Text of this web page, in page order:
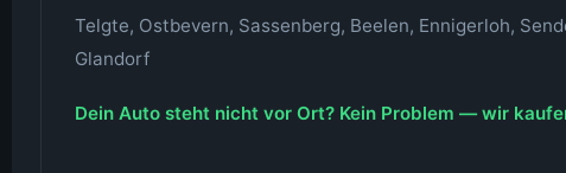
Telgte, Ostbevern, Sassenberg, Beelen, Ennigerloh,
Glandorf
Dein Auto steht nicht vor Ort? Kein Problem — wir